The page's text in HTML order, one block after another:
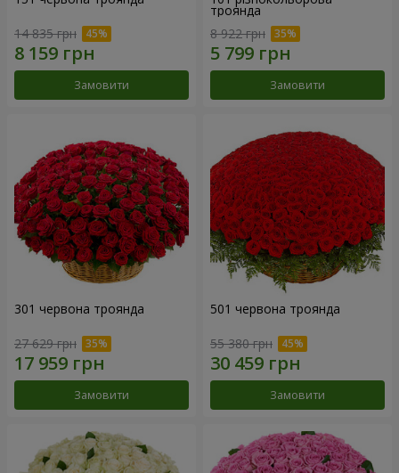
14 835 грн
Замовити
троянда
8 922 грн
Замовити
301 червона троянда
27 629 грн
Замовити
501 червона троянда
55 380 грн
Замовити